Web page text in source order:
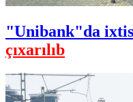
"Unibank"da
çıxarılıb